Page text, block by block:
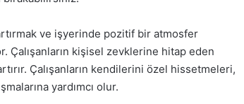
ve işyerinde pozitif bir atmosfer
Çalışanların kişisel zevklerine hitap eden
Çalışanların kendilerini özel hissetmeleri,
yardımcı olur.